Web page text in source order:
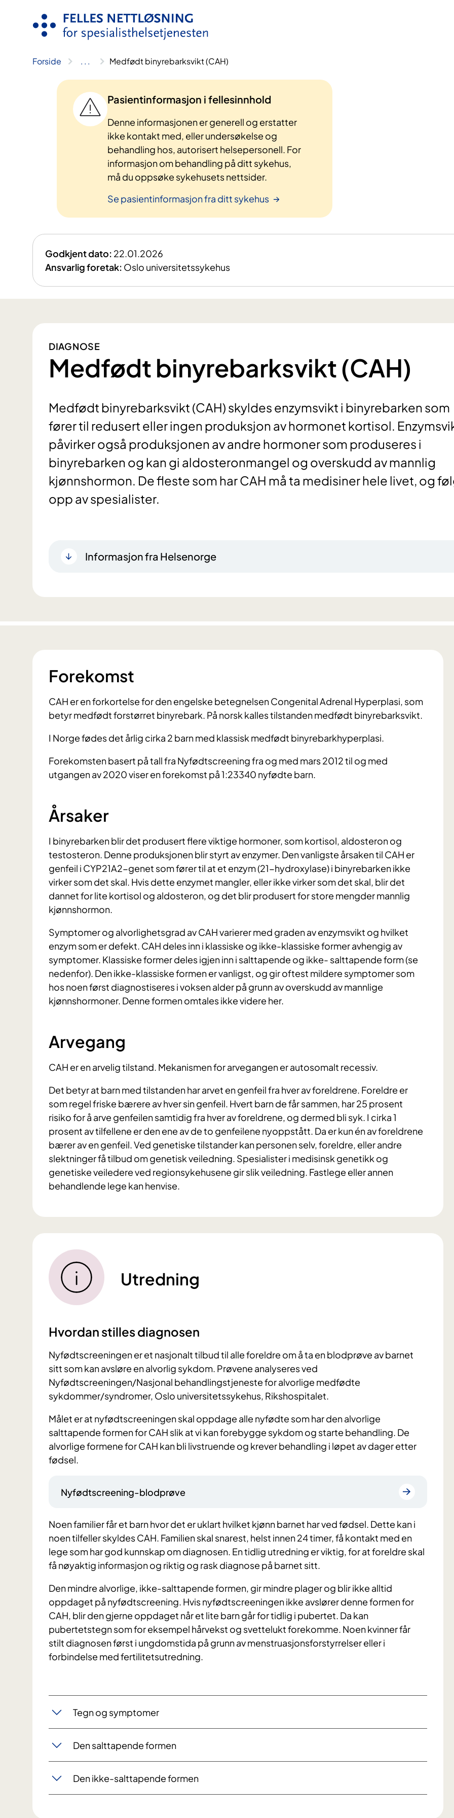
Forside .. . Medfødt binyrebarksvikt (CAH)
Pasientinformasjon i fellesinnhold
Denne informasjonen er generell og erstatter
ikke kontakt med, eller undersøkelse og
behandling hos, autorisert helsepersonell. For
informasjon om behandling på ditt sykehus,
må du oppsøke sykehusets nettsider.
Se pasientinformasjon fra ditt sykehus
Godkjent dato: 22.01.2026
Ansvarlig foretak: Oslo universitetssykehus
DIAGNOSE
Medfødt binyrebarksvikt (CAH)
Medfødt binyrebarksvikt (CAH) skyldes enzymsvikt i binyrebarken som
fører til redusert eller ingen produksjon av hormonet kortisol.
påvirker også produksjonen av andre hormoner som produseres i
binyrebarken og kan gi aldosteronmangel og overskudd av mannlig
kjønnshormon. De fleste som har CAH må ta medisiner hele livet, og
opp av spesialister.
Informasjon fra Helsenorge
Forekomst
CAH er en forkortelse for den engelske betegnelsen Congenital Adrenal Hyperplasi, som
betyr medfødt forstørret binyrebark. På norsk kalles tilstanden medfødt binyrebarksvikt.
I Norge fødes det årlig cirka 2 barn med klassisk medfødt binyrebarkhyperplasi.
Forekomsten basert på tall fra Nyfødtscreening fra og med mars 2012 til og med
utgangen av 2020 viser en forekomst på 1:23340 nyfødte barn.
Årsaker
I binyrebarken blir det produsert flere viktige hormoner, som kortisol, aldosteron og
testosteron. Denne produksjonen blir styrt av enzymer. Den vanligste årsaken til CAH er
genfeil i CYP21A2-genet som fører til at et enzym (21-hydroxylase) i binyrebarken ikke
virker som det skal. Hvis dette enzymet mangler, eller ikke virker som det skal, blir det
dannet for lite kortisol og aldosteron, og det blir produsert for store mengder mannlig
kjønnshormon.
Symptomer og alvorlighetsgrad av CAH varierer med graden av enzymsvikt og hvilket
enzym som er defekt. CAH deles inn i klassiske og ikke-klassiske former avhengig av
symptomer. Klassiske former deles igjen inn i salttapende og ikke- salttapende form (se
nedenfor). Den ikke-klassiske formen er vanligst, og gir oftest mildere symptomer som
hos noen først diagnostiseres i voksen alder på grunn av overskudd av mannlige
kjønnshormoner. Denne formen omtales ikke videre her.
Arvegang
CAH er en arvelig tilstand. Mekanismen for arvegangen er autosomalt recessiv.
Det betyr at barn med tilstanden har arvet en genfeil fra hver av foreldrene. Foreldre er
som regel friske bærere av hver sin genfeil. Hvert barn de får sammen, har 25 prosent
risiko for å arve genfeilen samtidig fra hver av foreldrene, og dermed bli syk. I cirka 1
prosent av tilfellene er den ene av de to genfeilene nyoppstått. Da er kun én av foreldrene
bærer av en genfeil. Ved genetiske tilstander kan personen selv, foreldre, eller andre
slektninger få tilbud om genetisk veiledning. Spesialister i medisinsk genetikk og
genetiske veiledere ved regionsykehusene gir slik veiledning. Fastlege eller annen
behandlende lege kan henvise.
Utredning
Hvordan stilles diagnosen
Nyfødtscreeningen er et nasjonalt tilbud til alle foreldre om å ta en blodprøve av barnet
sitt som kan avsløre en alvorlig sykdom. Prøvene analyseres ved
Nyfødtscreeningen/Nasjonal behandlingstjeneste for alvorlige medfødte
sykdommer/syndromer, Oslo universitetssykehus, Rikshospitalet.
Målet er at nyfødtscreeningen skal oppdage alle nyfødte som har den alvorlige
salttapende formen for CAH slik at vi kan forebygge sykdom og starte behandling. De
alvorlige formene for CAH kan bli livstruende og krever behandling i løpet av dager etter
fødsel.
Nyfødtscreening-blodprøve
Noen familier får et barn hvor det er uklart hvilket kjønn barnet har ved fødsel. Dette kan i
noen tilfeller skyldes CAH. Familien skal snarest, helst innen 24 timer, få kontakt med en
lege som har god kunnskap om diagnosen. En tidlig utredning er viktig, for at foreldre skal
få nøyaktig informasjon og riktig og rask diagnose på barnet sitt.
Den mindre alvorlige, ikke-salttapende formen, gir mindre plager og blir ikke alltid
oppdaget på nyfødtscreening. Hvis nyfødtscreeningen ikke avslører denne formen for
CAH, blir den gjerne oppdaget når et lite barn går for tidlig i pubertet. Da kan
pubertetstegn som for eksempel hårvekst og svettelukt forekomme. Noen kvinner får
stilt diagnosen først i ungdomstida på grunn av menstruasjonsforstyrrelser eller i
forbindelse med fertilitetsutredning.
Tegn og symptomer
Den salttapende formen
Den ikke-salttapende formen